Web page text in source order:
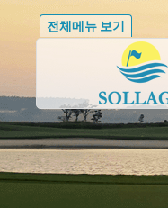
전체메뉴 보기